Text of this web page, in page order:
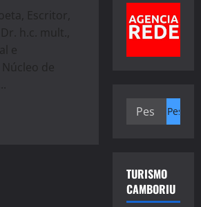
Escritor,
h.c. mult.,
e
de
Pesquisar
TURISMO
CAMBORIU